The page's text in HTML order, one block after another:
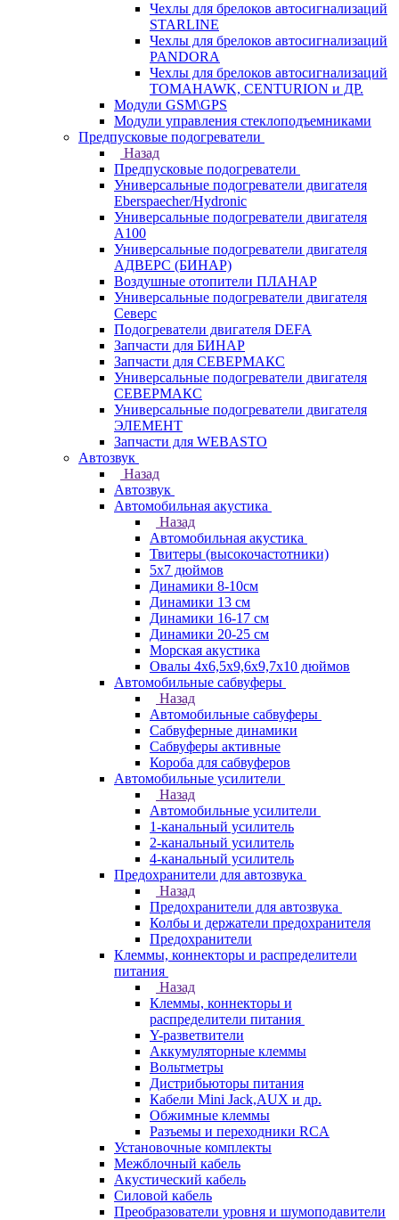
Чехлы для брелоков автосигнализаций
STARLINE
Чехлы для брелоков автосигнализаций
PANDORA
Чехлы для брелоков автосигнализаций
TOMAHAWK, CENTURION и ДР.
Модули GSM\GPS
Модули управления стеклоподъемниками
Предпусковые подогреватели
Назад
Предпусковые подогреватели
Универсальные подогреватели двигателя
Eberspaecher/Hydronic
Универсальные подогреватели двигателя
A100
Универсальные подогреватели двигателя
АДВЕРС (БИНАР)
Воздушные отопители ПЛАНАР
Универсальные подогреватели двигателя
Северс
Подогреватели двигателя DEFA
Запчасти для БИНАР
Запчасти для СЕВЕРМАКС
Универсальные подогреватели двигателя
СЕВЕРМАКС
Универсальные подогреватели двигателя
ЭЛЕМЕНТ
Запчасти для WEBASTO
Автозвук
Назад
Автозвук
Автомобильная акустика
Назад
Автомобильная акустика
Твитеры (высокочастотники)
5x7 дюймов
Динамики 8-10см
Динамики 13 см
Динамики 16-17 см
Динамики 20-25 см
Морская акустика
Овалы 4х6,5х9,6x9,7х10 дюймов
Автомобильные сабвуферы
Назад
Автомобильные сабвуферы
Сабвуферные динамики
Сабвуферы активные
Короба для сабвуферов
Автомобильные усилители
Назад
Автомобильные усилители
1-канальный усилитель
2-канальный усилитель
4-канальный усилитель
Предохранители для автозвука
Назад
Предохранители для автозвука
Колбы и держатели предохранителя
Предохранители
Клеммы, коннекторы и распределители
питания
Назад
Клеммы, коннекторы и
распределители питания
Y-разветвители
Аккумуляторные клеммы
Вольтметры
Дистрибьюторы питания
Кабели Mini Jack,AUX и др.
Обжимные клеммы
Разъемы и переходники RCA
Установочные комплекты
Межблочный кабель
Акустический кабель
Силовой кабель
Преобразователи уровня и шумоподавители